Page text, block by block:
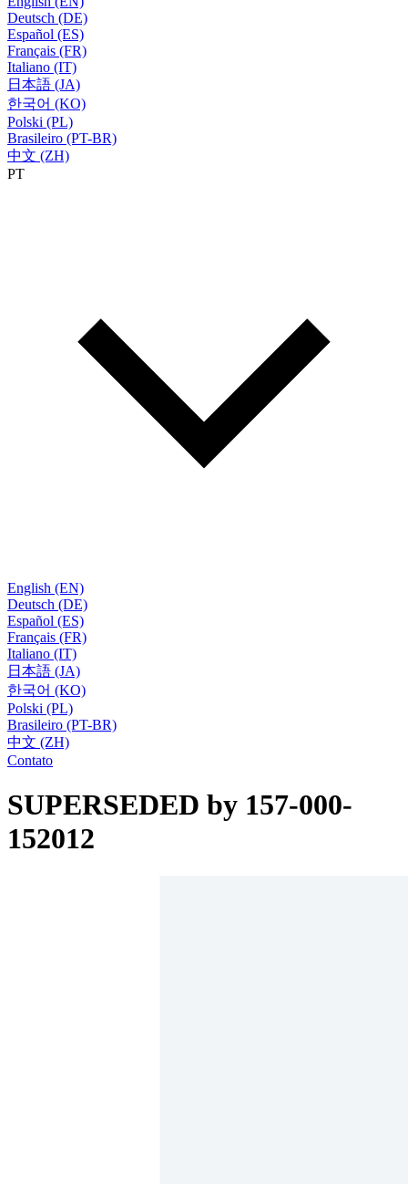
Deutsch (DE)
Español (ES)
Français (FR)
Italiano (IT)
日本語 (JA)
한국어 (KO)
Polski (PL)
Brasileiro (PT-BR)
中文 (ZH)
PT
English (EN)
Deutsch (DE)
Español (ES)
Français (FR)
Italiano (IT)
日本語 (JA)
한국어 (KO)
Polski (PL)
Brasileiro (PT-BR)
中文 (ZH)
Contato
SUPERSEDED by 157-000-
152012